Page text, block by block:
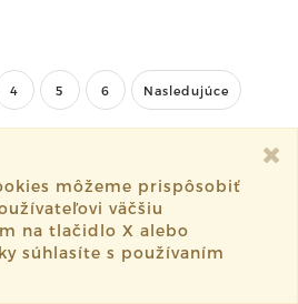
4 5 6 Nasledujúce
môžeme prispôsobiť
väčšiu
na tlačidlo X alebo
súhlasíte s používaním